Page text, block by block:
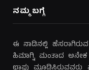
ನಮ್ಮ ಬಗ್ಗೆ
ಈ ನಾಡಿನಲ್ಲಿ
ಹಿಮಾಗ್ನಿ ಮಂತಾದ